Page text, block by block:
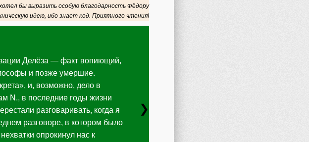
бы выразить особую благодарность Фёдору
идею, ибо знает код. Приятного чтения!